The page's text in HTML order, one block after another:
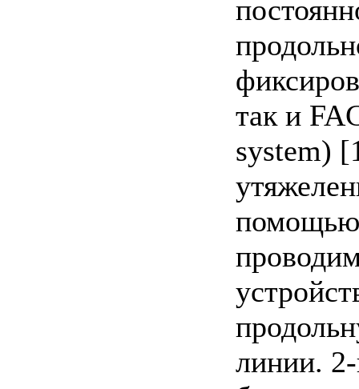
так и
system)
помощью
линии.